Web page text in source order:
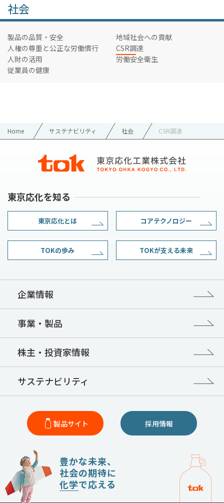
社会
製品の品質・安全
地域社会への貢献
人権の尊重と公正な労働慣行
CSR調達
人財の活用
労働安全衛生
従業員の健康
Home サステナビリティ 社会 CSR調達
製品サイト 採用情報
東京応化を知る
東京応化とは コアテクノロジー
TOKの歩み TOKが支える未来
企業情報
事業・製品
株主・投資家情報
サステナビリティ
豊かな未来、
社会の期待に
化学で応える